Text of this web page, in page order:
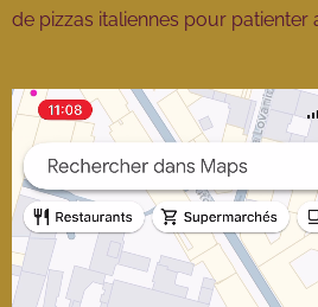
de pizzas italiennes pour